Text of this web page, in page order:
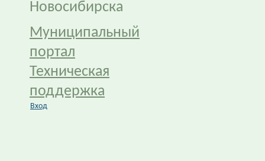
Новосибирска
Муниципальный
портал
Техническая
поддержка
Вход